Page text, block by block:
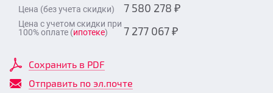
Цена (без учета скидки) 7 580 278 ₽
Цена с учетом скидки при
100% оплате (ипотеке) 7 277 067 ₽
Сохранить в PDF
Отправить по эл.почте
Отправить